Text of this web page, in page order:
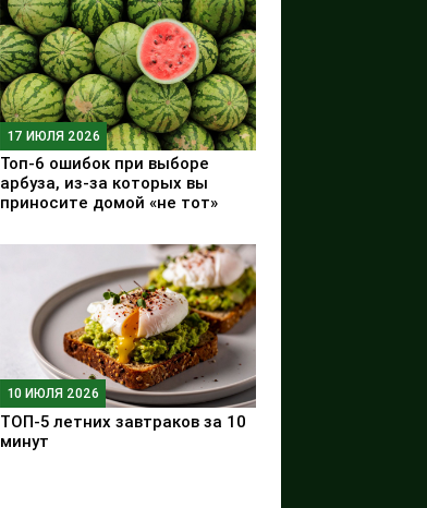
17 ИЮЛЯ 2026
Топ-6 ошибок при выборе
арбуза, из-за которых вы
приносите домой «не тот»
10 ИЮЛЯ 2026
ТОП-5 летних завтраков за 10
минут